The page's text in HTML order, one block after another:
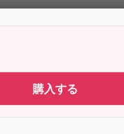
購入する